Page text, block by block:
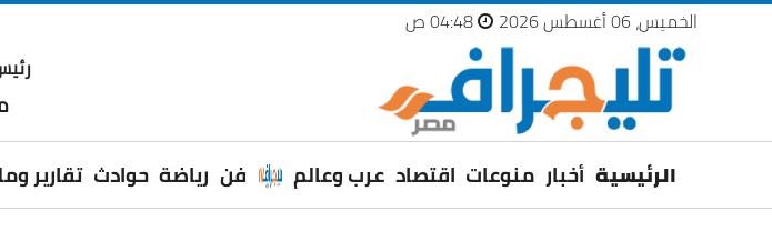
الخميس، 06 أغسطس 2026
04:48 ص
الرئيسية أخبار منوعات اقتصاد عرب وعالم فن رياضة حوادث تقارير